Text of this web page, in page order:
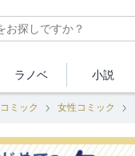
ラノベ 小説
コミック 女性コミック